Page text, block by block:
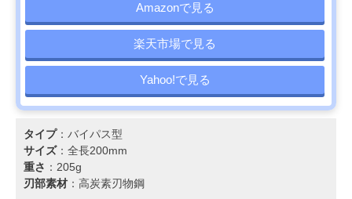
Amazonで見る
楽天市場で見る
Yahoo!で見る
タイプ：バイパス型
サイズ：全長200mm
重さ ：205g
刃部素材 ：高炭素刃物鋼